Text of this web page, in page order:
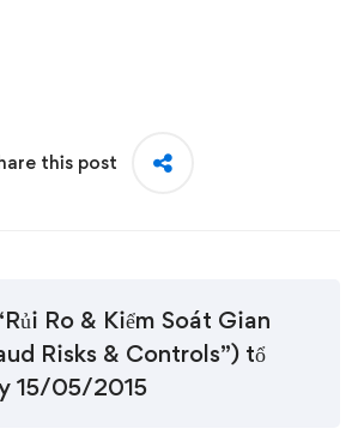
this post
Ro & Kiểm Soát Gian
Risks & Controls”) tổ
15/05/2015